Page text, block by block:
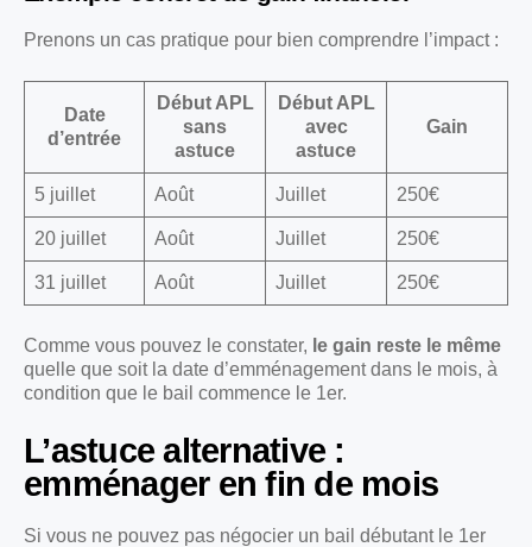
Prenons un cas pratique pour bien comprendre l’impact :
Date
d’entrée
Début APL
sans
astuce
Début APL
avec
astuce
Gain
5 juillet Août Juillet 250€
20 juillet Août Juillet 250€
31 juillet Août Juillet 250€
Comme vous pouvez le constater, le gain reste le même
quelle que soit la date d’emménagement dans le mois, à
condition que le bail commence le 1er.
L’astuce alternative :
emménager en fin de mois
Si vous ne pouvez pas négocier un bail débutant le 1er